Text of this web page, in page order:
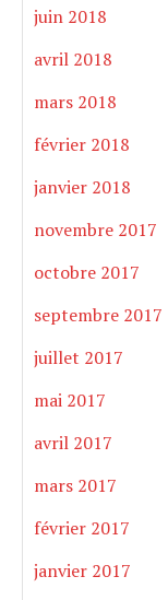
juin 2018
avril 2018
mars 2018
février 2018
janvier 2018
novembre 2017
octobre 2017
septembre 2017
juillet 2017
mai 2017
avril 2017
mars 2017
février 2017
janvier 2017